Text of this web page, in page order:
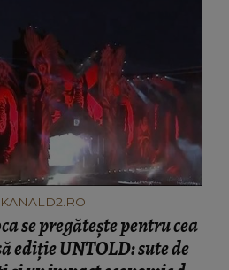
se pregătește pentru cea
ediție UNTOLD: sute de
un impact economic de
de euro